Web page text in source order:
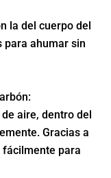
la del cuerpo del
para ahumar sin
aire, dentro del
Gracias a
fácilmente para